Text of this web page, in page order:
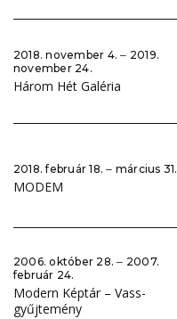
2018. november 4. ‒ 2019.
november 24.
Három Hét Galéria
2018. február 18. ‒ március 31.
MODEM
2006. október 28. ‒ 2007.
február 24.
Modern Képtár – Vass-
gyűjtemény